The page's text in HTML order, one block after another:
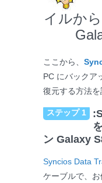
イルか
ここから、
PC にバックア
復元する方法を
ステップ 1
ン Galaxy
Syncios Data
ケーブルで、